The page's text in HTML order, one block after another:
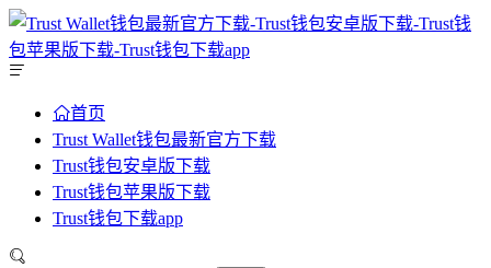
首页
Trust Wallet钱包最新官方下载
Trust钱包安卓版下载
Trust钱包苹果版下载
Trust钱包下载app